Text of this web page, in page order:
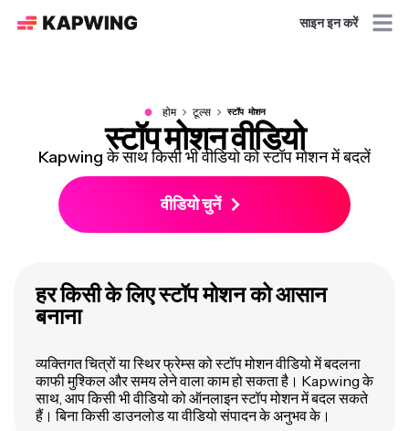
साइन इन करें
● होम टूल्स स्टॉप मोशन
स्टॉप मोशन वीडियो
Kapwing के साथ किसी भी वीडियो को स्टॉप मोशन में बदलें
वीडियो चुनें
हर किसी के लिए स्टॉप मोशन को आसान
बनाना
व्यक्तिगत चित्रों या स्थिर फ्रेम्स को स्टॉप मोशन वीडियो में बदलना
काफी मुश्किल और समय लेने वाला काम हो सकता है। Kapwing के
साथ, आप किसी भी वीडियो को ऑनलाइन स्टॉप मोशन में बदल सकते
हैं। बिना किसी डाउनलोड या वीडियो संपादन के अनुभव के।